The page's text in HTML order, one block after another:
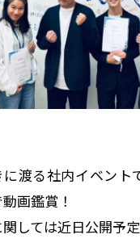
に渡る社内イベント
画鑑賞！
しては近日公開予